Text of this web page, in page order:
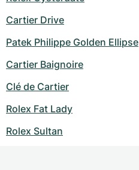
Cartier Drive
Patek Philippe Golden Ellipse
Cartier Baignoire
Clé de Cartier
Rolex Fat Lady
Rolex Sultan